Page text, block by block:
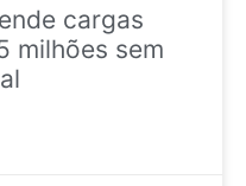
cargas
milhões sem